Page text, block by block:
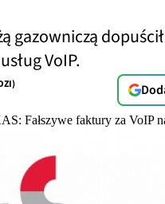
gazowniczą
VoIP.